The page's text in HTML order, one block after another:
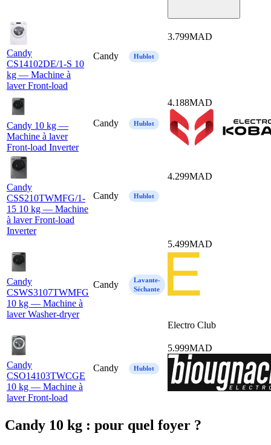
Candy
CS14102DE/1-S 10
kg — Machine à
laver Front-load
Candy Hublot
3.799MAD
Candy 10 kg —
Machine à laver
Front-load Inverter
Candy Hublot
4.188MAD
Candy
CSS210TWMFG/1-
15 10 kg — Machine
à laver Front-load
Inverter
Candy Hublot
4.299MAD
Candy
CSWS3107TWMFG
10 kg — Machine à
laver Washer-dryer
Candy
Lavante-
Séchante
5.499MAD
Electro Club
Candy
CSO14103TWCGE
10 kg — Machine à
laver Front-load
Candy Hublot
5.999MAD
Candy 10 kg : pour quel foyer ?